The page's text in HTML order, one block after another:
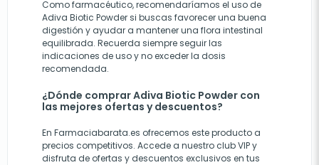
Como farmacéutico, recomendaríamos el uso de
Adiva Biotic Powder si buscas favorecer una buena
digestión y ayudar a mantener una flora intestinal
equilibrada. Recuerda siempre seguir las
indicaciones de uso y no exceder la dosis
recomendada.
¿Dónde comprar Adiva Biotic Powder con
las mejores ofertas y descuentos?
En Farmaciabarata.es ofrecemos este producto a
precios competitivos. Accede a nuestro club VIP y
disfruta de ofertas y descuentos exclusivos en tus